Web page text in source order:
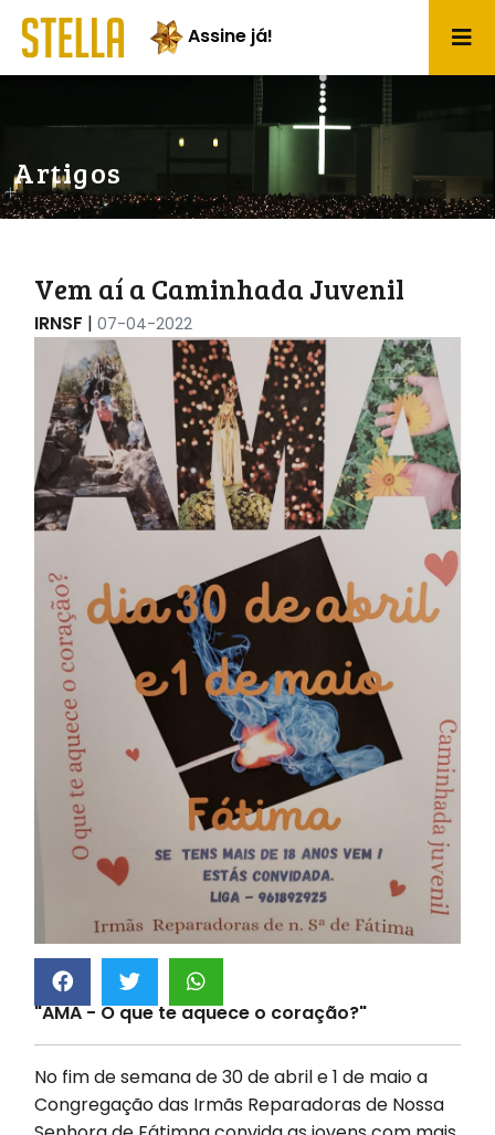
Assine já!
Artigos
Vem aí a Caminhada Juvenil
IRNSF | 07-04-2022
"AMA - O que te aquece o coração?"
No fim de semana de 30 de abril e 1 de maio a
Congregação das Irmãs Reparadoras de Nossa